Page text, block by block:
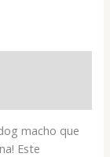
macho que
Este